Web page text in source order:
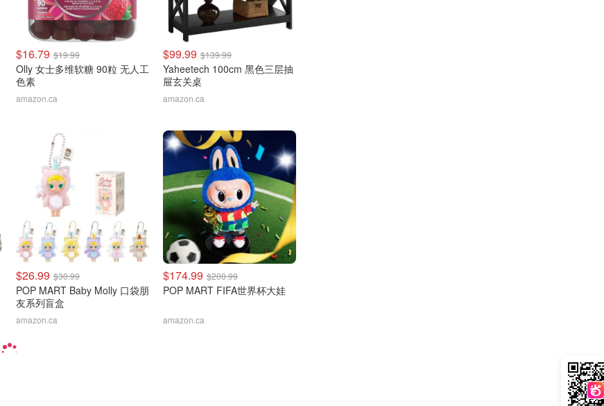
$16.79 $19.99
Olly 女士多维软糖 90粒 无人工
色素
amazon.ca
$99.99 $139.99
Yaheetech 100cm 黑色三层抽
屉玄关桌
amazon.ca
$26.99 $30.99
POP MART Baby Molly 口袋朋
友系列盲盒
amazon.ca
$174.99 $200.99
POP MART FIFA世界杯大娃
amazon.ca